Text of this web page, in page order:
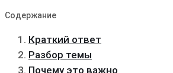
Содержание
Краткий ответ
Разбор темы
Почему это важно